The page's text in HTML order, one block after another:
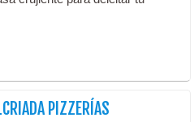
PIZZERÍAS